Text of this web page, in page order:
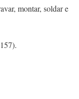
montar, soldar e